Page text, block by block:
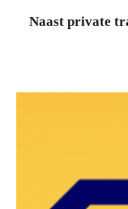
Naast private